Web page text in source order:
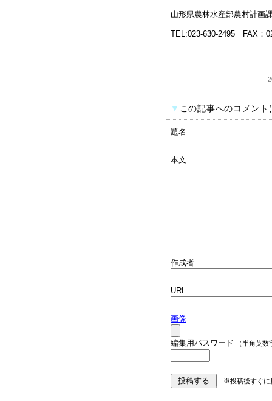
山形県農林水産部農村計画
TEL:023-630-2495 FAX：
▼ この記事へのコメント
題名
本文
作成者
URL
画像
編集用パスワード （半角英数
※投稿後すぐに